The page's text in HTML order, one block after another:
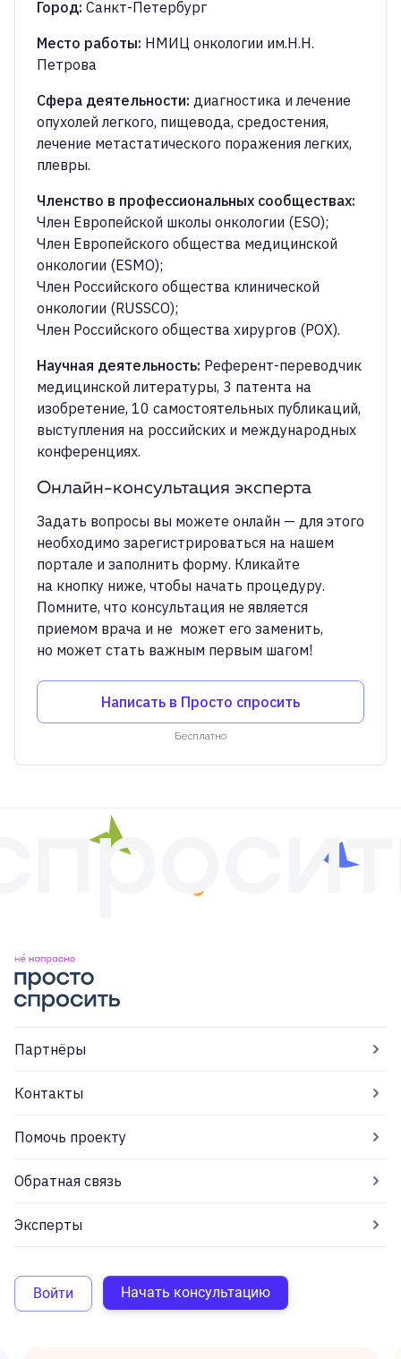
Город: Санкт-Петербург
Место работы: НМИЦ онкологии им.Н.Н.
Петрова
Сфера деятельности: диагностика и лечение
опухолей легкого, пищевода, средостения,
лечение метастатического поражения легких,
плевры.
Членство в профессиональных сообществах:
Член Европейской школы онкологии (ESO);
Член Европейского общества медицинской
онкологии (ESMO);
Член Российского общества клинической
онкологии (RUSSCO);
Научная деятельность: Референт-переводчик
медицинской литературы, 3 патента на
изобретение, 10 самостоятельных публикаций,
выступления на российских и международных
конференциях.
Онлайн-консультация эксперта
Задать вопросы вы можете онлайн — для этого
необходимо зарегистрироваться на нашем
портале и заполнить форму. Кликайте
на кнопку ниже, чтобы начать процедуру.
Помните, что консультация не является
приемом врача и не может его заменить,
но может стать важным первым шагом!
Написать в Просто спросить
Бесплатно
Партнёры
Контакты
Помочь проекту
Обратная связь
Эксперты
Войти Начать консультацию